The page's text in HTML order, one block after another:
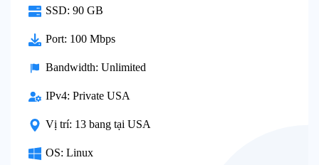
SSD: 90 GB
Port: 100 Mbps
Bandwidth: Unlimited
IPv4: Private USA
Vị trí: 13 bang tại USA
OS: Linux